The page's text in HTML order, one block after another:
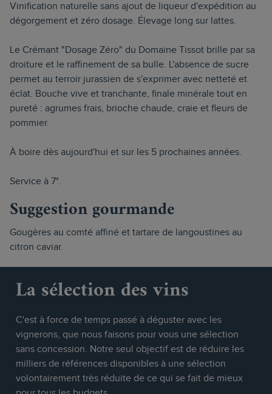
Vinification naturelle sans ajout de liqueur d'expédition au
dégorgement et zéro dosage. Élevage long sur lattes.
Le Crémant "Dosage Zéro" du Domaine Tissot brille par sa
droiture et le raffinement de sa bulle. L'absence de sucre
permet au terroir jurassien de s'exprimer avec netteté et
éclat. Bouche vive et tranchante, finale minérale tout en
pureté : agrumes frais, brioche chaude, craie et fleurs de
pommier.
À boire dès aujourd'hui et sur les 5 prochaines années.
Service à 7°.
Suggestion gourmande
Gougères au comté affiné et tartare de langoustines au
citron caviar.
La sélection des vins
C'est à force de temps passé à déguster avec les
vignerons, que nous faisons pour vous une sélection
sans concession. Notre seul objectif est de réduire les
milliers de références disponibles à une sélection
volontairement très réduite de ce qui se fait de mieux